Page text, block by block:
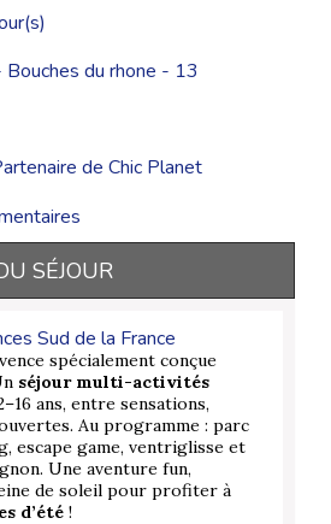
du rhone - 13
de Chic Planet
SÉJOUR
Sud de la France
spécialement conçue
séjour multi-activités
ans, entre sensations,
Au programme : parc
escape game, ventriglisse et
Une aventure fun,
de soleil pour profiter à
d’été !